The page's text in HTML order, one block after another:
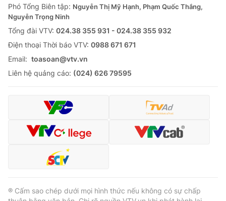
Phó Tổng Biên tập: Nguyễn Thị Mỹ Hạnh, Phạm Quốc Thắng,
Nguyễn Trọng Ninh
Tổng đài VTV: 024.38 355 931 - 024.38 355 932
Ðiện thoại Thời báo VTV: 0988 671 671
Email: toasoan@vtv.vn
Liên hệ quảng cáo: (024) 626 79595
® Cấm sao chép dưới mọi hình thức nếu không có sự chấp